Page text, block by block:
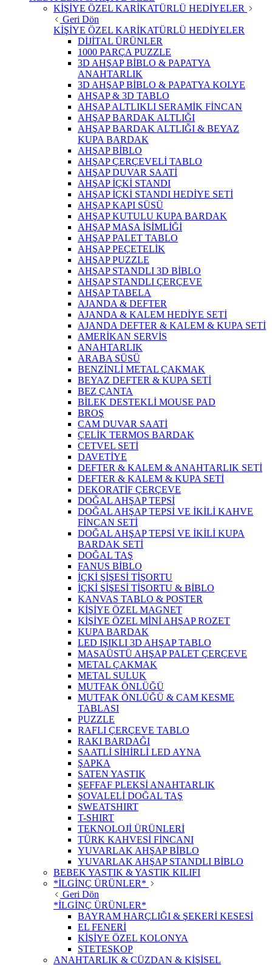
KİŞİYE ÖZEL KARİKATÜRLÜ HEDİYELER
Geri Dön
KİŞİYE ÖZEL KARİKATÜRLÜ HEDİYELER
DİJİTAL ÜRÜNLER
1000 PARÇA PUZZLE
3D AHŞAP BİBLO & PAPATYA
ANAHTARLIK
3D AHŞAP BİBLO & PAPATYA KOLYE
AHŞAP & 3D TABLO
AHŞAP ALTLIKLI SERAMİK FİNCAN
AHŞAP BARDAK ALTLIĞI
AHŞAP BARDAK ALTLIĞI & BEYAZ
KUPA BARDAK
AHŞAP BİBLO
AHŞAP ÇERÇEVELİ TABLO
AHŞAP DUVAR SAATİ
AHŞAP İÇKİ STANDI
AHŞAP İÇKİ STANDI HEDİYE SETİ
AHŞAP KAPI SÜSÜ
AHŞAP KUTULU KUPA BARDAK
AHŞAP MASA İSİMLİĞİ
AHŞAP PALET TABLO
AHŞAP PEÇETELİK
AHŞAP PUZZLE
AHŞAP STANDLI 3D BİBLO
AHŞAP STANDLI ÇERÇEVE
AHŞAP TABELA
AJANDA & DEFTER
AJANDA & KALEM HEDİYE SETİ
AJANDA DEFTER & KALEM & KUPA SETİ
AMERİKAN SERVİS
ANAHTARLIK
ARABA SÜSÜ
BENZİNLİ METAL ÇAKMAK
BEYAZ DEFTER & KUPA SETİ
BEZ ÇANTA
BİLEK DESTEKLİ MOUSE PAD
BROŞ
CAM DUVAR SAATİ
ÇELİK TERMOS BARDAK
CETVEL SETİ
DAVETİYE
DEFTER & KALEM & ANAHTARLIK SETİ
DEFTER & KALEM & KUPA SETİ
DEKORATİF ÇERÇEVE
DOĞAL AHŞAP TEPSİ
DOĞAL AHŞAP TEPSİ VE İKİLİ KAHVE
FİNCAN SETİ
DOĞAL AHŞAP TEPSİ VE İKİLİ KUPA
BARDAK SETİ
DOĞAL TAŞ
FANUS BİBLO
İÇKİ ŞİŞESİ TİŞORTU
İÇKİ ŞİŞESİ TİŞORTU & BİBLO
KANVAS TABLO & POSTER
KİŞİYE ÖZEL MAGNET
KİŞİYE ÖZEL MİNİ AHŞAP ROZET
KUPA BARDAK
LED IŞIKLI 3D AHŞAP TABLO
MASAÜSTÜ AHŞAP PALET ÇERÇEVE
METAL ÇAKMAK
METAL SULUK
MUTFAK ÖNLÜĞÜ
MUTFAK ÖNLÜĞÜ & CAM KESME
TABLASI
PUZZLE
RAFLI ÇERÇEVE TABLO
RAKI BARDAĞI
SAATLİ SİHİRLİ LED AYNA
ŞAPKA
SATEN YASTIK
ŞEFFAF PLEKSİ ANAHTARLIK
ŞOVALELİ DOĞAL TAŞ
SWEATSHIRT
T-SHIRT
TEKNOLOJİ ÜRÜNLERİ
TÜRK KAHVESİ FİNCANI
YUVARLAK AHŞAP BİBLO
YUVARLAK AHŞAP STANDLI BİBLO
BEBEK YASTIK & YASTIK KILIFI
*İLGİNÇ ÜRÜNLER*
Geri Dön
*İLGİNÇ ÜRÜNLER*
BAYRAM HARÇLIĞI & ŞEKERİ KESESİ
EL FENERİ
KİŞİYE ÖZEL KOLONYA
STETESKOP
ANAHTARLIK & CÜZDAN & KİŞİSEL